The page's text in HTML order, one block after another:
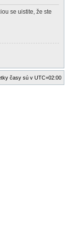
se uistite, že ste
časy sú v UTC+02:00